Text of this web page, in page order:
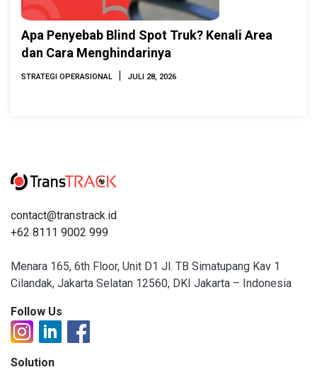
Apa Penyebab Blind Spot Truk? Kenali Area
dan Cara Menghindarinya
STRATEGI OPERASIONAL | JULI 28, 2026
contact@transtrack.id
+62 8111 9002 999
Menara 165, 6th Floor, Unit D1 Jl. TB Simatupang Kav 1
Cilandak, Jakarta Selatan 12560, DKI Jakarta – Indonesia
Follow Us
Solution